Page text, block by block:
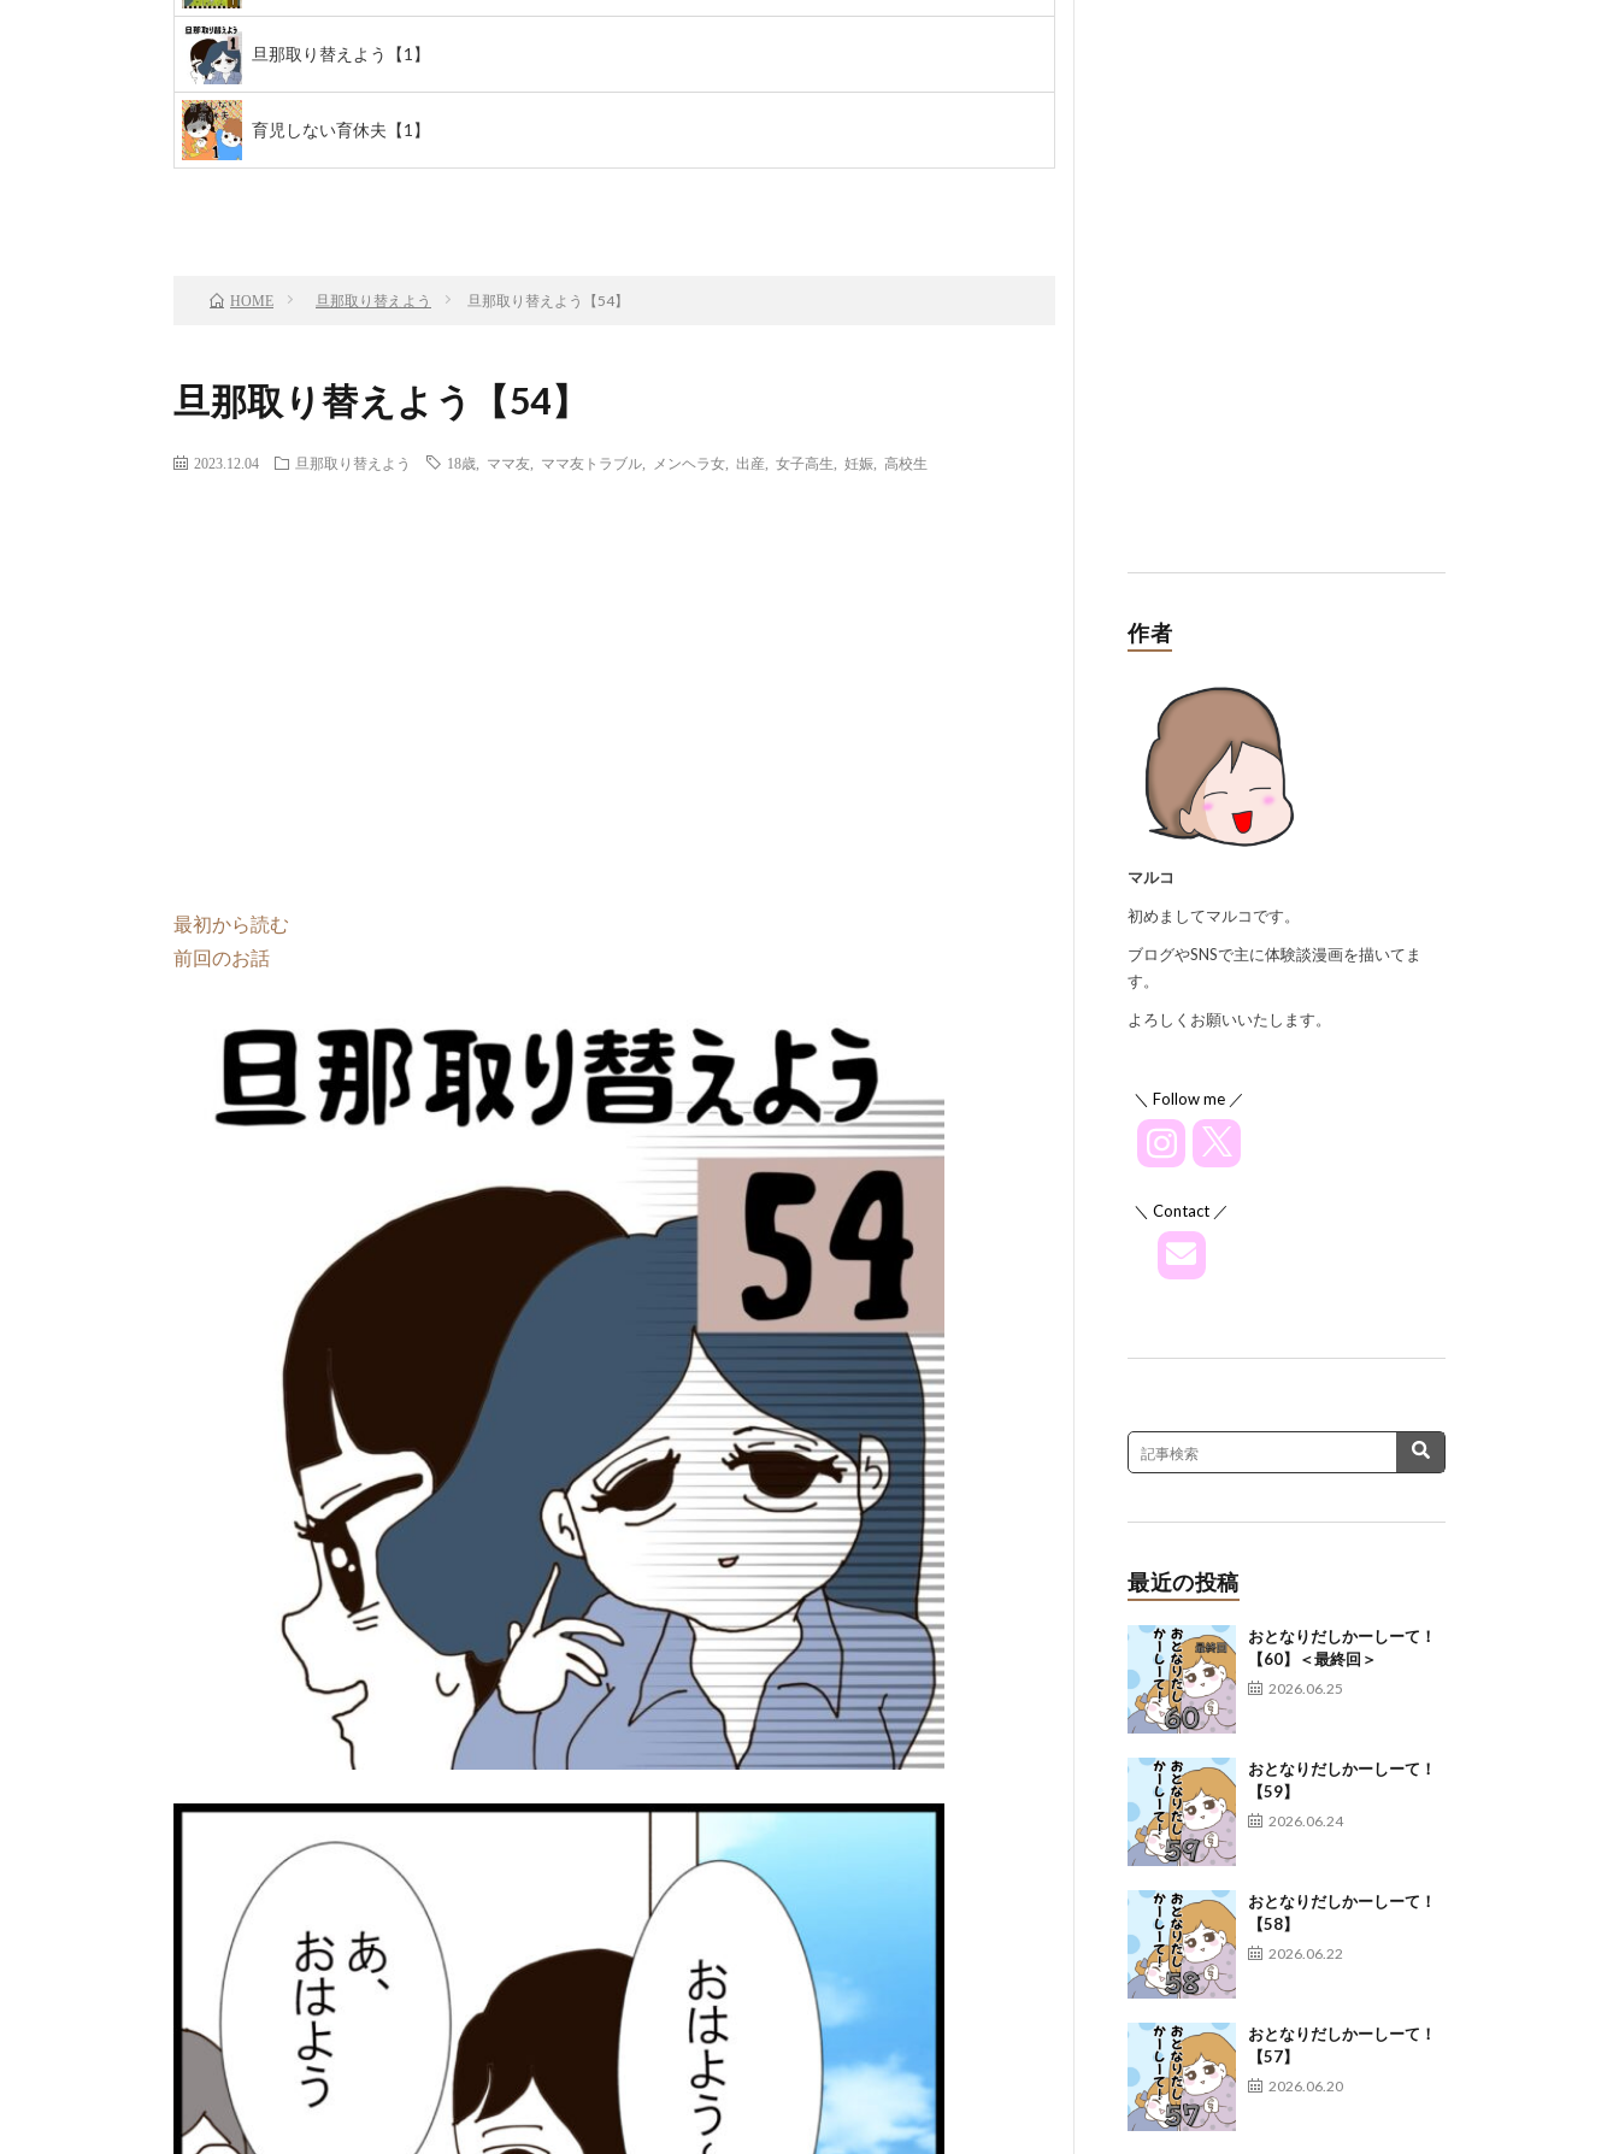
旦那取り替えよう【1】
育児しない育休夫【1】
HOME 旦那取り替えよう 旦那取り替えよう【54】
旦那取り替えよう【54】
2023.12.04 旦那取り替えよう 18歳 ママ友 ママ友トラブル メンヘラ女 出産 女子高生 妊娠 高校生
最初から読む
前回のお話
作者
マルコ
初めましてマルコです。
ブログやSNSで主に体験談漫画を描いてま
す。
よろしくお願いいたします。
＼ Follow me ／
＼ Contact ／
最近の投稿
おとなりだしかーしーて！
【60】＜最終回＞
2026.06.25
おとなりだしかーしーて！
【59】
2026.06.24
おとなりだしかーしーて！
【58】
2026.06.22
おとなりだしかーしーて！
【57】
2026.06.20